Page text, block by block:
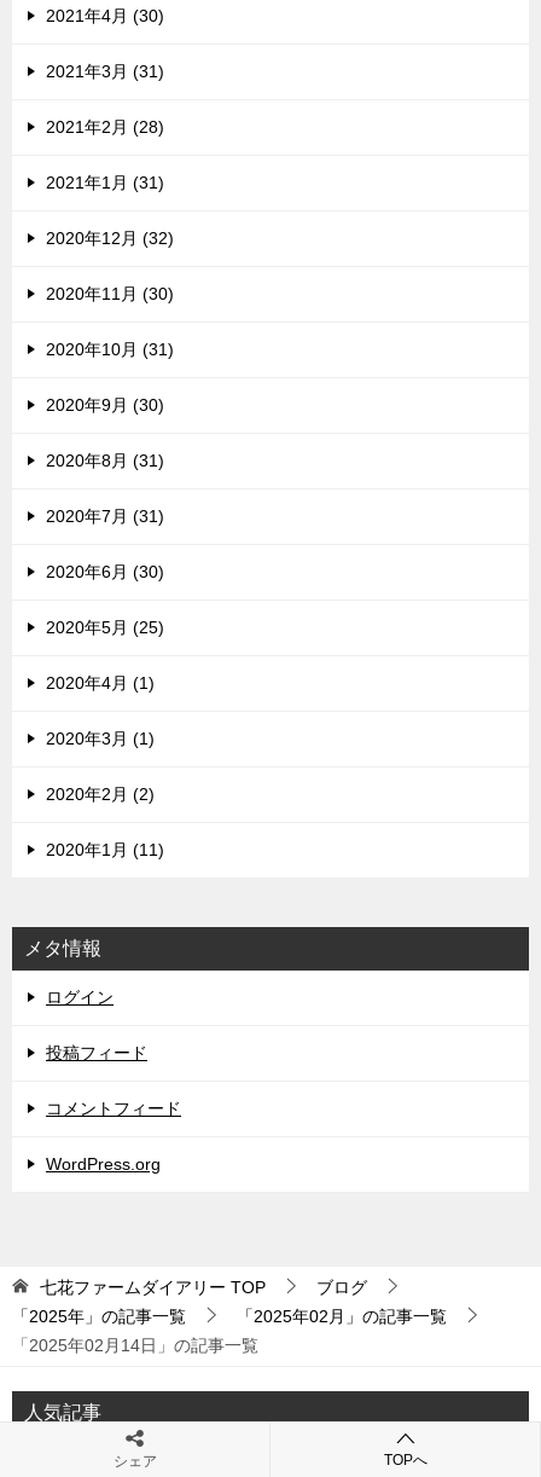
2021年4月 (30)
2021年3月 (31)
2021年2月 (28)
2021年1月 (31)
2020年12月 (32)
2020年11月 (30)
2020年10月 (31)
2020年9月 (30)
2020年8月 (31)
2020年7月 (31)
2020年6月 (30)
2020年5月 (25)
2020年4月 (1)
2020年3月 (1)
2020年2月 (2)
2020年1月 (11)
メタ情報
ログイン
投稿フィード
コメントフィード
WordPress.org
七花ファームダイアリー TOP
ブログ
「2025年」の記事一覧
「2025年02月」の記事一覧
「2025年02月14日」の記事一覧
人気記事
七花ファームとは
シェア TOPへ